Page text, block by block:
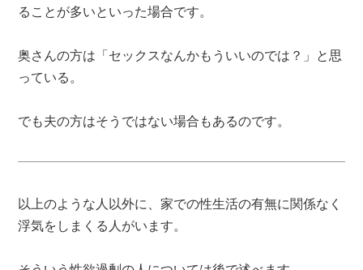
ることが多いといった場合です。
奥さんの方は「セックスなんかもういいのでは？」と思
っている。
でも夫の方はそうではない場合もあるのです。
以上のような人以外に、家での性生活の有無に関係なく
浮気をしまくる人がいます。